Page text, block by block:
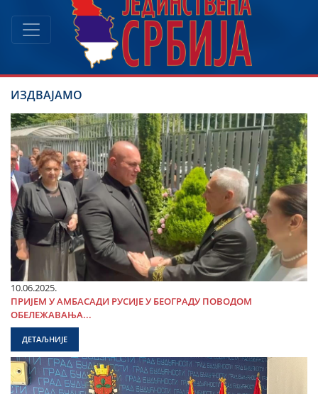
ИЗДВАЈАМО
10.06.2025.
ПРИЈЕМ У АМБАСАДИ РУСИЈЕ У БЕОГРАДУ ПОВОДОМ
ОБЕЛЕЖАВАЊА...
ДЕТАЉНИЈЕ